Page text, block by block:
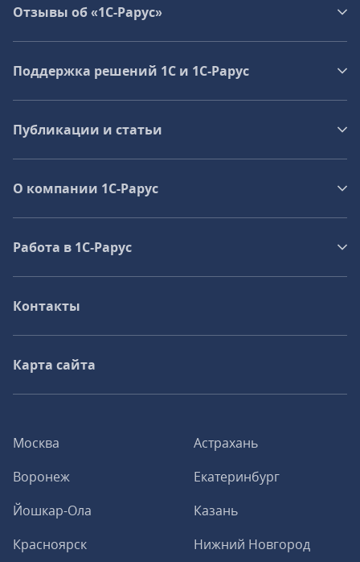
Москва
Астрахань
Воронеж
Екатеринбург
Йошкар-Ола
Казань
Красноярск
Нижний Новгород
Отзывы об «1С-Рарус»
Поддержка решений 1С и 1С‑Рарус
Публикации и статьи
О компании 1C-Рарус
Работа в 1С‑Рарус
Контакты
Карта сайта